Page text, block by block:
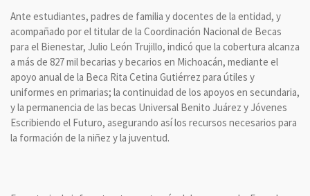
Ante estudiantes, padres de familia y docentes de la entidad, y
acompañado por el titular de la Coordinación Nacional de Becas
para el Bienestar, Julio León Trujillo, indicó que la cobertura alcanza
a más de 827 mil becarias y becarios en Michoacán, mediante el
apoyo anual de la Beca Rita Cetina Gutiérrez para útiles y
uniformes en primarias; la continuidad de los apoyos en secundaria,
y la permanencia de las becas Universal Benito Juárez y Jóvenes
Escribiendo el Futuro, asegurando así los recursos necesarios para
la formación de la niñez y la juventud.